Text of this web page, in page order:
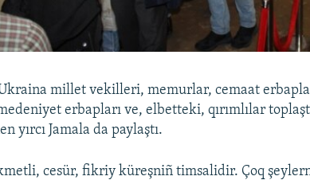
millet vekilleri, memurlar, cemaat
erbapları ve, elbetteki, qırımlılar
yırcı Jamala da paylaştı.
cesür, fikriy küreşniñ timsalidir. Çoq